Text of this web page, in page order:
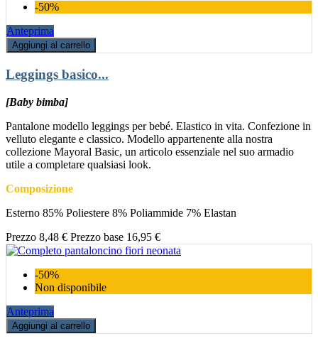
-50%
Anteprima
Aggiungi al carrello
Leggings basico...
[Baby bimba]
Pantalone modello leggings per bebé. Elastico in vita. Confezione in
velluto elegante e classico. Modello appartenente alla nostra
collezione Mayoral Basic, un articolo essenziale nel suo armadio
utile a completare qualsiasi look.
Composizione
Esterno 85% Poliestere 8% Poliammide 7% Elastan
Prezzo 8,48 € Prezzo base 16,95 €
-50%
Non disponibile
Anteprima
Aggiungi al carrello